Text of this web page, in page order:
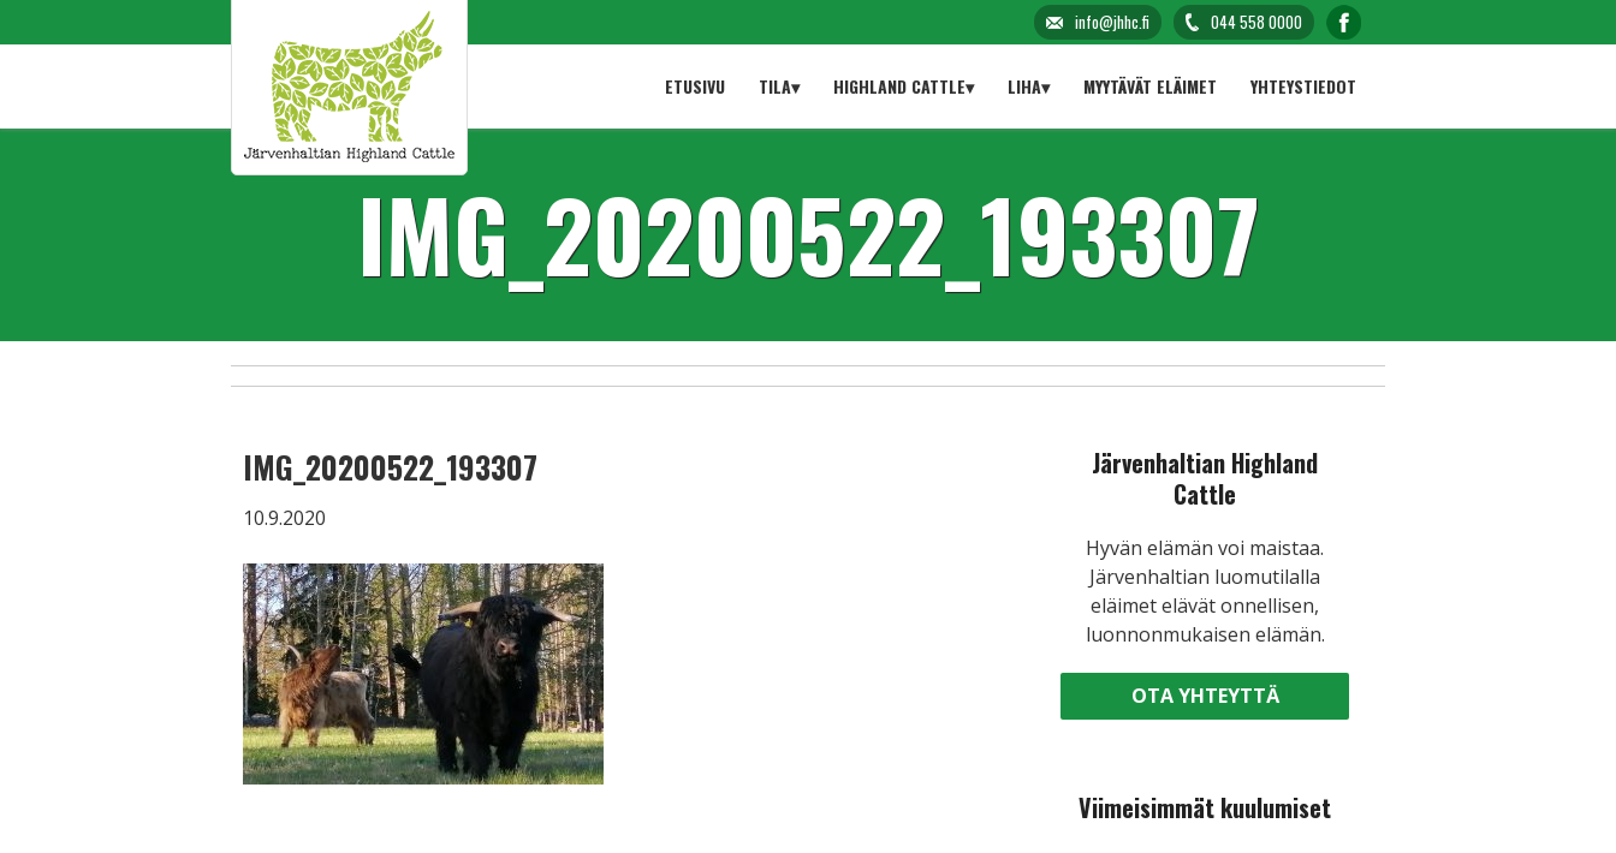
044 558 0000
info@jhhc.fi
ETUSIVU TILA▾ HIGHLAND CATTLE▾ LIHA▾ MYYTÄVÄT ELÄIMET YHTEYSTIEDOT
IMG_20200522_193307
IMG_20200522_193307
10.9.2020
Järvenhaltian Highland
Cattle
Hyvän elämän voi maistaa.
Järvenhaltian luomutilalla
eläimet elävät onnellisen,
luonnonmukaisen elämän.
OTA YHTEYTTÄ
Viimeisimmät kuulumiset